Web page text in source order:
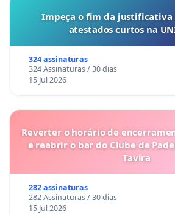
Impeça o fim da justificativa
atestados curtos na
324 assinaturas
324 Assinaturas / 30 dias
15 Jul 2026
Reverter o horário de
e reabrir o bar do Clube de
Tavira
282 assinaturas
282 Assinaturas / 30 dias
15 Jul 2026